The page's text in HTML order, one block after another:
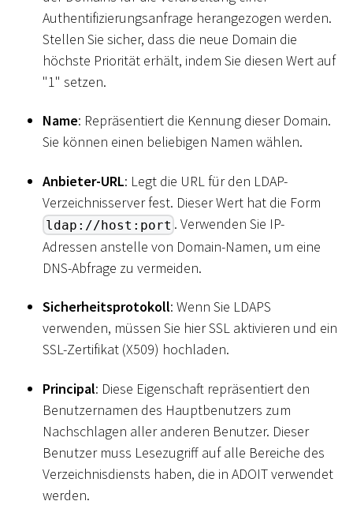
Authentifizierungsanfrage herangezogen werden.
Stellen Sie sicher, dass die neue Domain die
höchste Priorität erhält, indem Sie diesen Wert auf
"1" setzen.
Name: Repräsentiert die Kennung dieser Domain.
Sie können einen beliebigen Namen wählen.
Anbieter-URL: Legt die URL für den LDAP-
Verzeichnisserver fest. Dieser Wert hat die Form
ldap://host:port . Verwenden Sie IP-
Adressen anstelle von Domain-Namen, um eine
DNS-Abfrage zu vermeiden.
Sicherheitsprotokoll: Wenn Sie LDAPS
verwenden, müssen Sie hier SSL aktivieren und ein
SSL-Zertifikat (X509) hochladen.
Principal: Diese Eigenschaft repräsentiert den
Benutzernamen des Hauptbenutzers zum
Nachschlagen aller anderen Benutzer. Dieser
Benutzer muss Lesezugriff auf alle Bereiche des
Verzeichnisdiensts haben, die in ADOIT verwendet
werden.